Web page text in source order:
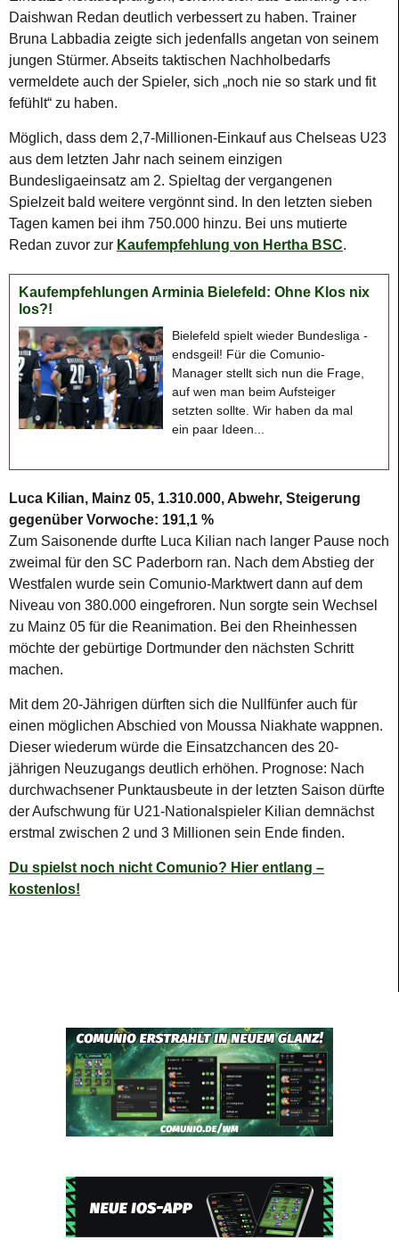
Daishwan Redan deutlich verbessert zu haben. Trainer
Bruna Labbadia zeigte sich jedenfalls angetan von seinem
jungen Stürmer. Abseits taktischen Nachholbedarfs
vermeldete auch der Spieler, sich „noch nie so stark und fit
fefühlt“ zu haben.
Möglich, dass dem 2,7-Millionen-Einkauf aus Chelseas U23
aus dem letzten Jahr nach seinem einzigen
Bundesligaeinsatz am 2. Spieltag der vergangenen
Spielzeit bald weitere vergönnt sind. In den letzten sieben
Tagen kamen bei ihm 750.000 hinzu. Bei uns mutierte
Redan zuvor zur Kaufempfehlung von Hertha BSC.
Kaufempfehlungen Arminia Bielefeld: Ohne Klos nix
los?!
Bielefeld spielt wieder Bundesliga -
endsgeil! Für die Comunio-
Manager stellt sich nun die Frage,
auf wen man beim Aufsteiger
setzten sollte. Wir haben da mal
ein paar Ideen...
Luca Kilian, Mainz 05, 1.310.000, Abwehr, Steigerung
gegenüber Vorwoche: 191,1 %
Zum Saisonende durfte Luca Kilian nach langer Pause noch
zweimal für den SC Paderborn ran. Nach dem Abstieg der
Westfalen wurde sein Comunio-Marktwert dann auf dem
Niveau von 380.000 eingefroren. Nun sorgte sein Wechsel
zu Mainz 05 für die Reanimation. Bei den Rheinhessen
möchte der gebürtige Dortmunder den nächsten Schritt
machen.
Mit dem 20-Jährigen dürften sich die Nullfünfer auch für
einen möglichen Abschied von Moussa Niakhate wappnen.
Dieser wiederum würde die Einsatzchancen des 20-
jährigen Neuzugangs deutlich erhöhen. Prognose: Nach
durchwachsener Punktausbeute in der letzten Saison dürfte
der Aufschwung für U21-Nationalspieler Kilian demnächst
erstmal zwischen 2 und 3 Millionen sein Ende finden.
Du spielst noch nicht Comunio? Hier entlang –
kostenlos!